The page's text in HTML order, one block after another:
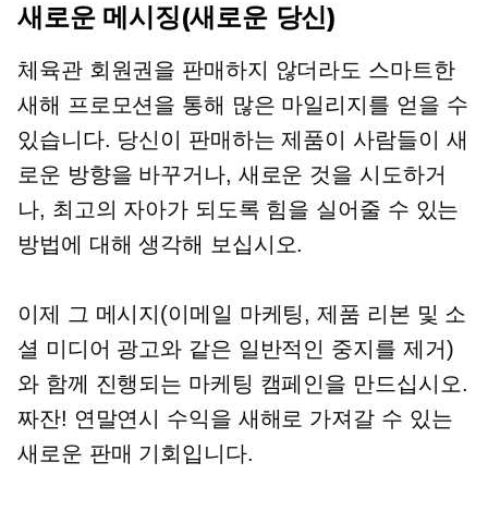
새로운 메시징(새로운 당신)
체육관 회원권을 판매하지 않더라도 스마트한
새해 프로모션을 통해 많은 마일리지를 얻을 수
있습니다. 당신이 판매하는 제품이 사람들이 새
로운 방향을 바꾸거나, 새로운 것을 시도하거
나, 최고의 자아가 되도록 힘을 실어줄 수 있는
방법에 대해 생각해 보십시오.
이제 그 메시지(이메일 마케팅, 제품 리본 및 소
셜 미디어 광고와 같은 일반적인 중지를 제거)
와 함께 진행되는 마케팅 캠페인을 만드십시오.
짜잔! 연말연시 수익을 새해로 가져갈 수 있는
새로운 판매 기회입니다.